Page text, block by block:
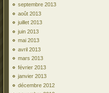
septembre 2013
août 2013
juillet 2013
juin 2013
mai 2013
avril 2013
mars 2013
février 2013
janvier 2013
décembre 2012